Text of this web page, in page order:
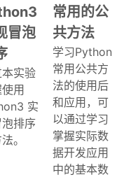
冒泡
实验
用
实
排序
。
常用的公
共方法
学习Python
常用公共方
法的使用后
和应用，可
以通过学习
掌握实际数
据开发应用
中的基本数